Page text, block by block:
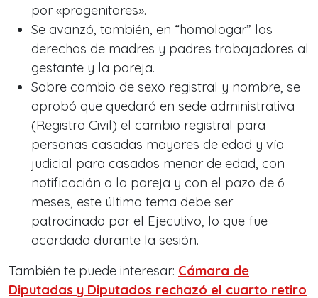
por «progenitores».
Se avanzó, también, en “homologar” los
derechos de madres y padres trabajadores al
gestante y la pareja.
Sobre cambio de sexo registral y nombre, se
aprobó que quedará en sede administrativa
(Registro Civil) el cambio registral para
personas casadas mayores de edad y vía
judicial para casados menor de edad, con
notificación a la pareja y con el pazo de 6
meses, este último tema debe ser
patrocinado por el Ejecutivo, lo que fue
acordado durante la sesión.
También te puede interesar: Cámara de
Diputadas y Diputados rechazó el cuarto retiro